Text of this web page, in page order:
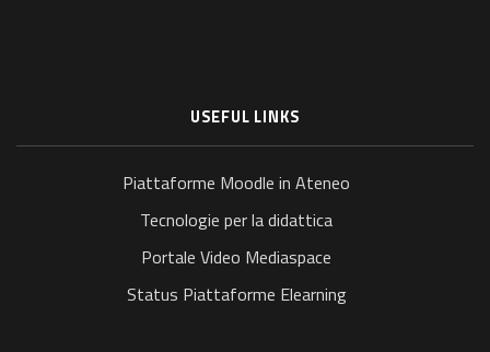
USEFUL LINKS
Piattaforme Moodle in Ateneo
Tecnologie per la didattica
Portale Video Mediaspace
Status Piattaforme Elearning